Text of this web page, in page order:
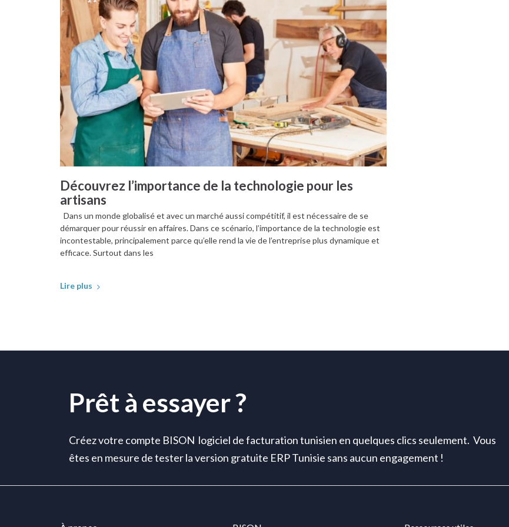
Découvrez l’importance de la technologie pour les
artisans
Dans un monde globalisé et avec un marché aussi compétitif, il est nécessaire de se
démarquer pour réussir en affaires. Dans ce scénario, l’importance de la technologie est
incontestable, principalement parce qu’elle rend la vie de l’entreprise plus dynamique et
efficace. Surtout dans les
Lire plus
Prêt à essayer ?
Créez votre compte BISON logiciel de facturation tunisien en quelques clics seulement. Vous
êtes en mesure de tester la version gratuite ERP Tunisie sans aucun engagement !